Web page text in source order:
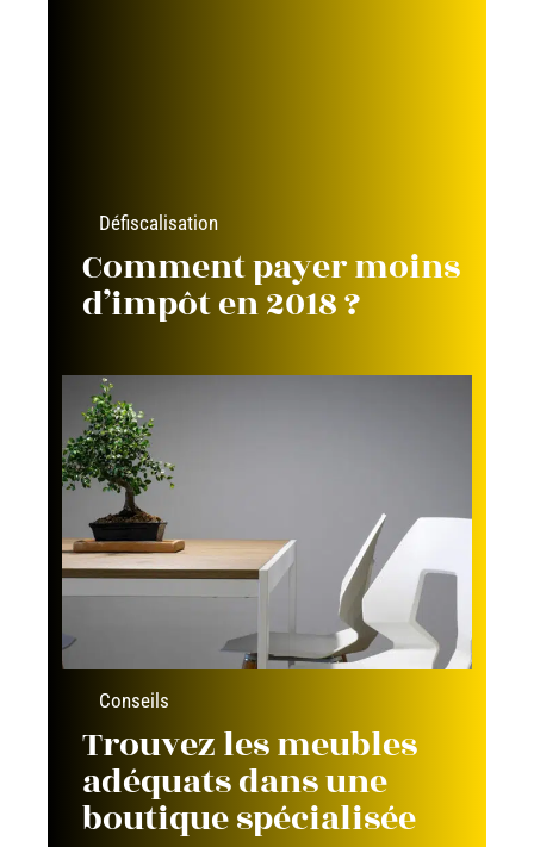
Défiscalisation
Comment payer moins
d’impôt en 2018 ?
Conseils
Trouvez les meubles
adéquats dans une
boutique spécialisée